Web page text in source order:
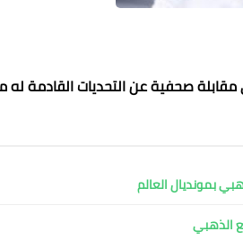
صحفية عن التحديات القادمة له
بمونديال العالم